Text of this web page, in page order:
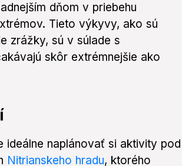
dňom v priebehu
Tieto výkyvy, ako sú
zrážky, sú v súlade s
skôr extrémnejšie ako
naplánovať si aktivity pod
Nitrianskeho hradu, ktorého